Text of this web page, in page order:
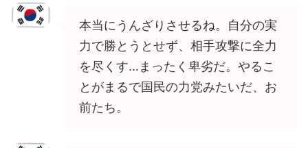
本当にうんざりさせるね。自分の実
力で勝とうとせず、相手攻撃に全力
を尽くす…まったく卑劣だ。やるこ
とがまるで国民の力党みたいだ、お
前たち。